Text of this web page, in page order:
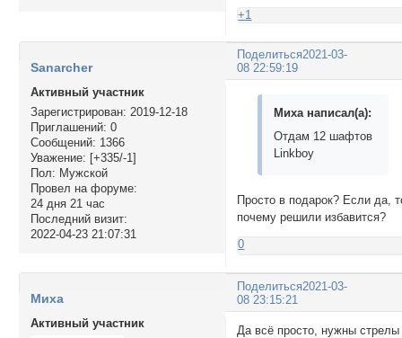
+1
Поделиться2021-03-
08 22:59:19
Sanarcher
Активный участник
Зарегистрирован: 2019-12-18
Приглашений: 0
Сообщений: 1366
Уважение: [+335/-1]
Пол: Мужской
Провел на форуме:
24 дня 21 час
Последний визит:
2022-04-23 21:07:31
Миха написал(а):
Отдам 12 шафтов
Linkboy
Просто в подарок? Если да,
почему решили избавится?
0
Поделиться2021-03-
08 23:15:21
Миха
Активный участник
Да всё просто, нужны стрелы